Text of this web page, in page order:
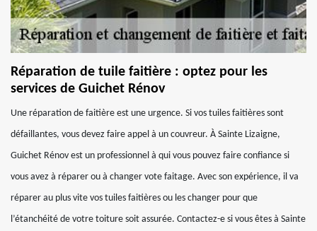
Réparation de tuile faitière : optez pour les
services de Guichet Rénov
Une réparation de faitière est une urgence. Si vos tuiles faitières sont
défaillantes, vous devez faire appel à un couvreur. À Sainte Lizaigne,
Guichet Rénov est un professionnel à qui vous pouvez faire confiance si
vous avez à réparer ou à changer vote faitage. Avec son expérience, il va
réparer au plus vite vos tuiles faitières ou les changer pour que
l’étanchéité de votre toiture soit assurée. Contactez-e si vous êtes à Sainte